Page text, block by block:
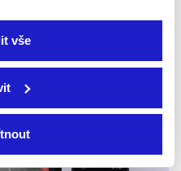
vše
Samsung, LG, VIDAA